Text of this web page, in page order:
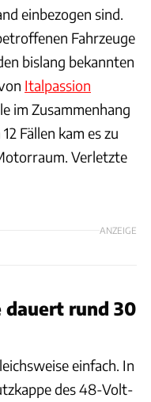
einbezogen sind.
Fahrzeuge
bislang bekannten
Italpassion
im Zusammenhang
Fällen kam es zu
Verletzte
ANZEIGE
rund 30
einfach. In
des 48-Volt-